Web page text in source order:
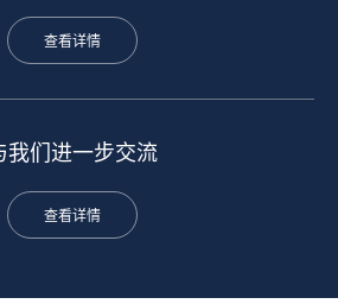
查看详情
我们进一步交流
查看详情